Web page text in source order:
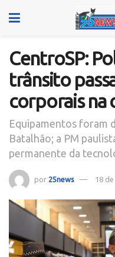
CentroSP:
trânsito
corporais na
Equipamentos foram
Batalhão; a PM
permanente da
por 25news 18